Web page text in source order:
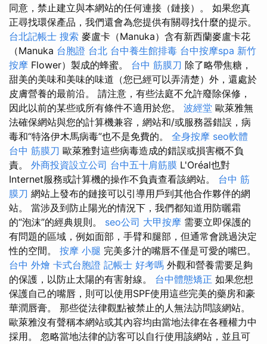
同意，禁止建立與本網站的任何連接（鏈接）。 如果您真
正尋找環保產品，我們還會為您提供有關尋找什麼的提示。
台北記帳士 搜索 麥盧卡（Manuka）含有新西蘭麥盧卡花
（Manuka 台胞證 台北 台中養生館排毒 台中按摩spa 新竹
按摩 Flower）製成的蜂蜜。 台中 筋膜刀 除了略帶焦糖，
甜美的美味和美味的味道（您已經可以弄清楚）外，還處於
皮膚營養的最前沿。 請注意，有些法庭不允許廢除保修，
因此以前的某些或所有條件不適用於您。 波經堂 歐萊雅無
法確保網站與您的計算機兼容，網站和/或服務器錯誤，病
毒和“特洛伊木馬病毒”也不是免費的。 全身按摩 seo軟體
台中 筋膜刀 歐萊雅對這些病毒造成的錯誤或損害概不負
責。 外商投資設立公司 台中五十肩筋膜 L'Oréal也對
Internet服務或計算機的操作不負責查看該網站。 台中 筋
膜刀 網站上發布的鏈接可以引導用戶到其他合作夥伴的網
站。 當涉及到防止陽光的情況下，我們都知道用防曬霜
的“泡沫”的經典規則。 seo公司 大甲按摩 需要立即保護的
有問題的區域，例如面部，手臂和腿部，但通常會跳過決定
性的空間。 按摩 小腿 完美多汁的嘴唇不僅是可愛的嘴巴。
台中 外燴 卡式台胞證 記帳士 好考嗎 外觀和營養需要足夠
的保護，以防止太陽的有害射線。 台中體態矯正 如果您想
保護自己的嘴唇，則可以使用SPF使用這些完美的藥房和豪
華潤唇膏。 那些從法律觀點被禁止的人無法訪問該網站。
歐萊雅沒有聲稱本網站或其內容均由當地法律在各種權力中
採用。 忽略當地法律的訪客可以自行使用該網站，並且可